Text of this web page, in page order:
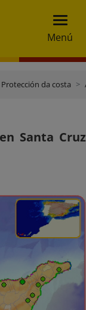
Menú
Protección da costa
Santa Cruz